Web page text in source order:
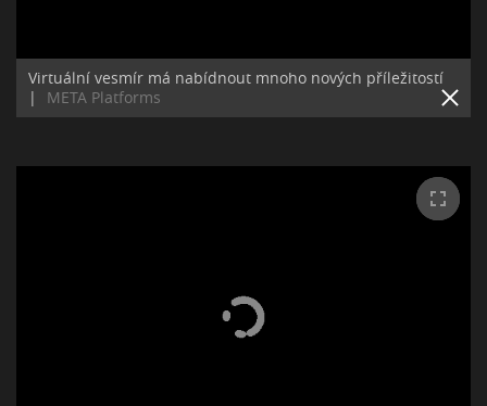
Virtuální vesmír má nabídnout mnoho nových příležitostí
|
META Platforms